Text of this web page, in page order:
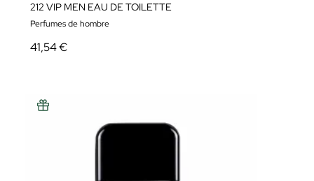
212 VIP MEN EAU DE TOILETTE
Perfumes de hombre
41,54 €